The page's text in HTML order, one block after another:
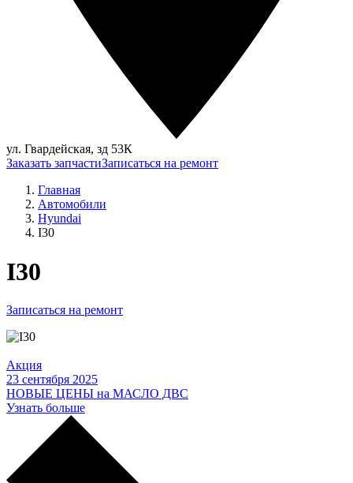
ул. Гвардейская, зд 53К
Заказать запчастиЗаписаться на ремонт
Главная
Автомобили
Hyundai
I30
I30
Записаться на ремонт
Акция
23 сентября 2025
НОВЫЕ ЦЕНЫ на МАСЛО ДВС
Узнать больше